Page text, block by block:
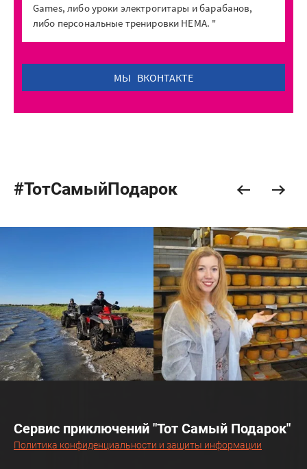
Games, либо уроки электрогитары и барабанов,
либо персональные тренировки HEMA. "
МЫ ВКОНТАКТЕ
#ТотСамыйПодарок
Сервис приключений "Тот Самый Подарок"
Политика конфиденциальности и защиты информации